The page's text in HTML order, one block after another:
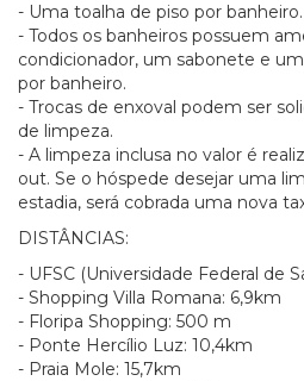
- Uma toalha de piso por banheiro.
- Todos os banheiros possuem
condicionador, um sabonete e
por banheiro.
- Trocas de enxoval podem ser
de limpeza.
- A limpeza inclusa no valor é
out. Se o hóspede desejar uma
estadia, será cobrada uma nova
DISTÂNCIAS:
- UFSC (Universidade Federal de
- Shopping Villa Romana: 6,9km
- Floripa Shopping: 500 m
- Ponte Hercílio Luz: 10,4km
- Praia Mole: 15,7km